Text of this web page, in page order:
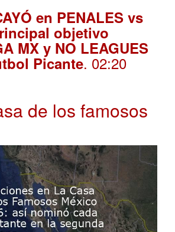
en PENALES vs
objetivo
MX y NO LEAGUES
Picante. 02:20
de los famosos